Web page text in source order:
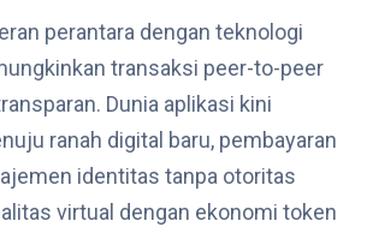
perantara dengan teknologi
transaksi peer-to-peer
Dunia aplikasi kini
ranah digital baru, pembayaran
identitas tanpa otoritas
virtual dengan ekonomi token